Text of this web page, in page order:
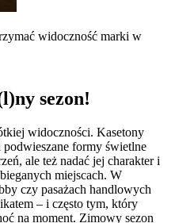
widoczność marki w
sezon!
widoczności. Kasetony
formy świetlne
ale też nadać jej charakter i
miejscach. W
czy pasażach handlowych
– i często tym, który
na moment. Zimowy sezon